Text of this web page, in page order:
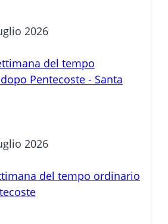
2026
del tempo
Pentecoste - Santa
2026
del tempo ordinario